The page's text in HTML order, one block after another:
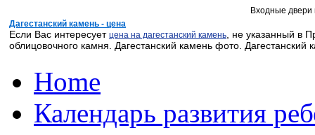
Входные двери
Дагестанский камень - цена
Если Вас интересует цена на дагестанский камень , не указанный в
облицовочного камня. Дагестанский камень фото. Дагестанский
Home
Календарь развития